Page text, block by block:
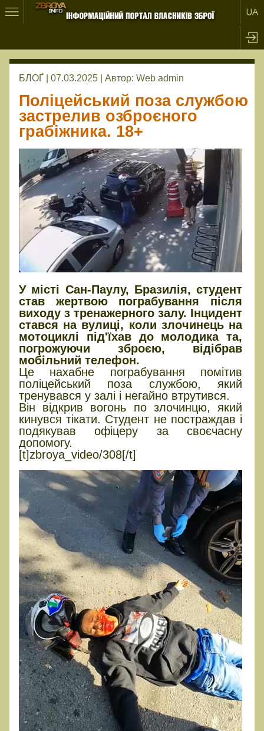
БЛОҐ | 07.03.2025 | Автор: Web admin
Поліцейський поза службою
застрелив озброєного
грабіжника. 18+
У місті Сан-Паулу, Бразилія, студент
став жертвою пограбування після
виходу з тренажерного залу. Інцидент
стався на вулиці, коли злочинець на
мотоциклі під'їхав до молодика та,
погрожуючи зброєю, відібрав
мобільний телефон.
Це нахабне пограбування помітив
поліцейський поза службою, який
тренувався у залі і негайно втрутився.
Він відкрив вогонь по злочинцю, який
кинувся тікати. Студент не постраждав і
подякував офіцеру за своєчасну
допомогу.
[t]zbroya_video/308[/t]